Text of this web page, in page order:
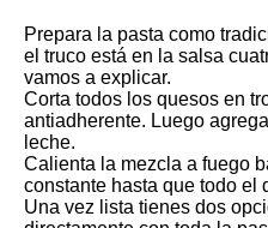
Prepara la pasta como
el truco está en la salsa
vamos a explicar.
Corta todos los quesos en
antiadherente. Luego
leche.
Calienta la mezcla a fuego
constante hasta que todo el
Una vez lista tienes dos